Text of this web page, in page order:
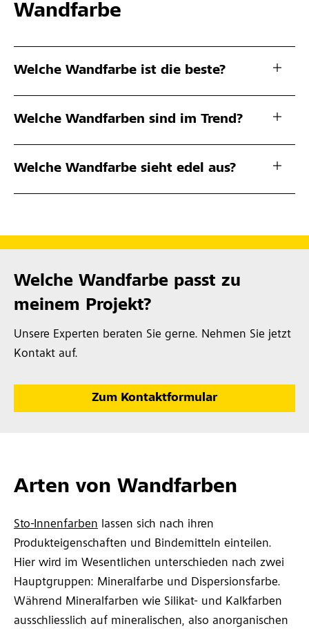
Wandfarbe
Welche Wandfarbe ist die beste?
Welche Wandfarben sind im Trend?
Welche Wandfarbe sieht edel aus?
Welche Wandfarbe passt zu
meinem Projekt?
Unsere Experten beraten Sie gerne. Nehmen Sie jetzt
Kontakt auf.
Zum Kontaktformular
Arten von Wandfarben
Sto-Innenfarben lassen sich nach ihren
Produkteigenschaften und Bindemitteln einteilen.
Hier wird im Wesentlichen unterschieden nach zwei
Hauptgruppen: Mineralfarbe und Dispersionsfarbe.
Während Mineralfarben wie Silikat- und Kalkfarben
ausschliesslich auf mineralischen, also anorganischen